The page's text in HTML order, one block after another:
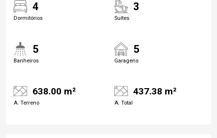
4
Dormitórios
3
Suítes
5
Banheiros
5
Garagens
638.00 m²
A. Terreno
437.38 m²
A. Total